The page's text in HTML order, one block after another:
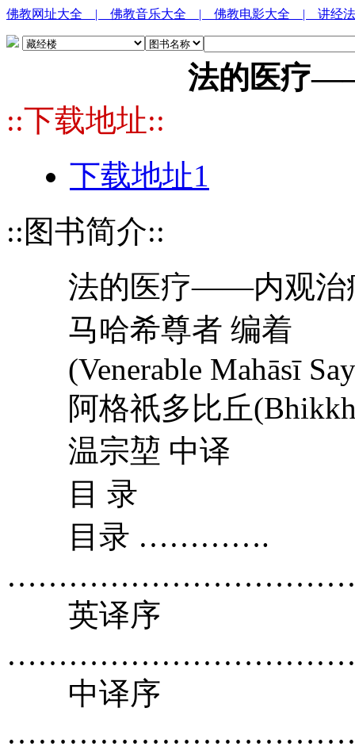
佛教网址大全 | 佛教音乐大全 | 佛教电影大全 | 讲经
法的医疗
::下载地址::
下载地址1
::图书简介::
法的医疗——内观治
马哈希尊者 编着
(Venerable Mahāsī
阿格祇多比丘
温宗堃 中译
目 录
目录 ………….
英译序
中译序